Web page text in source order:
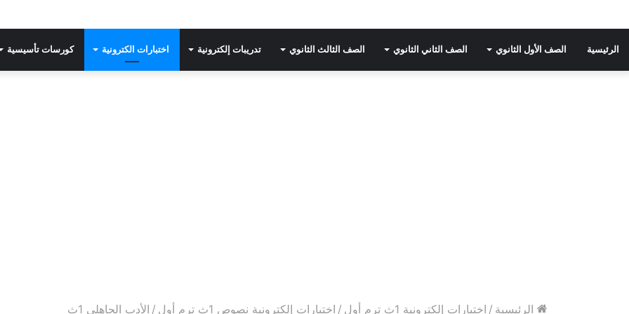
الرئيسية الصف الأول الثانوي الصف الثاني الثانوي الصف الثالث الثانوي تدريبات إلكترونية اختبارات الكترونية كورسات تأسيسية
الرئيسية / اختبارات إلكترونية 1ث ترم أول / اختبارات إلكترونية نصوص 1ث ترم أول / الأدب الجاهلي 1ث